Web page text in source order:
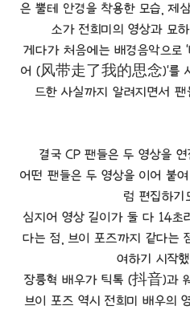
은 뿔테 안경을 착용한 모습, 제
소가 전희미의 영상과 묘
게다가 처음에는 배경음악으로
어 (风带走了我的思念)'를 사
드한 사실까지 알려지면서 팬
결국 CP 팬들은 두 영상을
어떤 팬들은 두 영상을 이어 붙
럼 편집하기
심지어 영상 길이가 둘 다 14초
다는 점, 브이 포즈까지 같다는
여하기 시작
장릉혁 배우가 틱톡 (抖音)과
브이 포즈 역시 전희미 배우의